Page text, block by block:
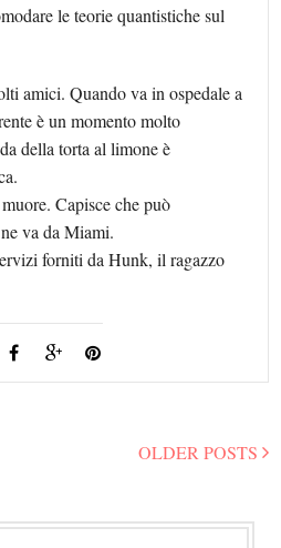
le teorie quantistiche sul
amici. Quando va in ospedale a
è un momento molto
della torta al limone è
Capisce che può
va da Miami.
forniti da Hunk, il ragazzo
OLDER POSTS